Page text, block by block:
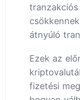
átnyúló
Ezek az
fizetési